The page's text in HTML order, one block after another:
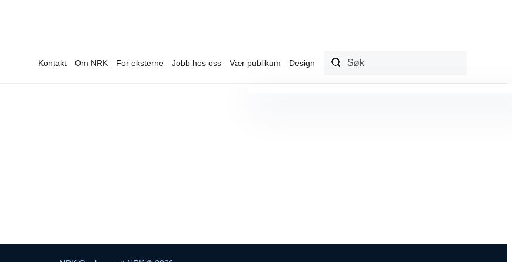
Kontakt Om NRK For eksterne Jobb hos oss Vær publikum Design